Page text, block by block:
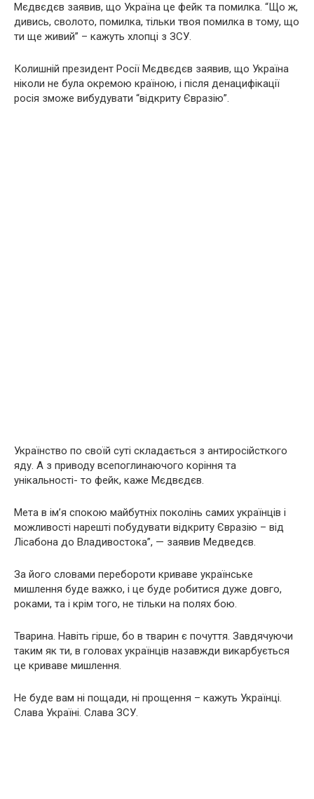
Мєдвєдєв заявив, що Україна це фейк та помилка. “Що ж,
дивись, сволото, помилка, тільки твоя помилка в тому, що
ти ще живий” – кажуть хлопці з ЗСУ.
Колишній президент Росії Мєдвєдєв заявив, що Україна
ніколи не була окремою країною, і після денацифікації
росія зможе вибудувати “відкриту Євразію”.
Українство по своїй суті складається з антиросійсткого
яду. А з приводу всепоглинаючого коріння та
унікальності- то фейк, каже Мєдвєдєв.
Мета в ім’я спокою майбутніх поколінь самих українців і
можливості нарешті побудувати відкриту Євразію – від
Лісабона до Владивостока”, — заявив Медведєв.
За його словами перебороти криваве українське
мишлення буде важко, і це буде робитися дуже довго,
роками, та і крім того, не тільки на полях бою.
Тварина. Навіть гірше, бо в тварин є почуття. Завдячуючи
таким як ти, в головах українців назавжди викарбується
це криваве мишлення.
Не буде вам ні пощади, ні прощення – кажуть Українці.
Слава Україні. Слава ЗСУ.